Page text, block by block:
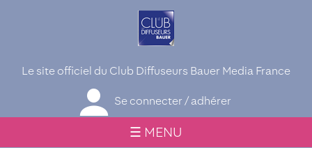
Le site officiel du Club Diffuseurs Bauer Media France
Se connecter / adhérer
☰ MENU